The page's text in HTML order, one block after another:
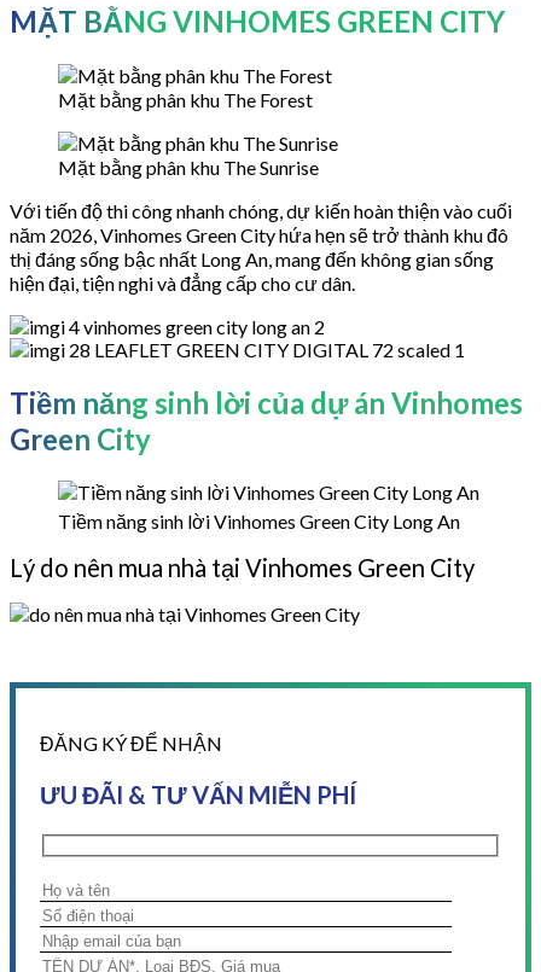
MẶT BẰNG VINHOMES GREEN CITY
Mặt bằng phân khu The Forest
Mặt bằng phân khu The Sunrise
Với tiến độ thi công nhanh chóng, dự kiến hoàn thiện vào cuối
năm 2026, Vinhomes Green City hứa hẹn sẽ trở thành khu đô
thị đáng sống bậc nhất Long An, mang đến không gian sống
hiện đại, tiện nghi và đẳng cấp cho cư dân.
Tiềm năng sinh lời của dự án Vinhomes
Green City
Tiềm năng sinh lời Vinhomes Green City Long An
Lý do nên mua nhà tại Vinhomes Green City
ĐĂNG KÝ ĐỂ NHẬN
ƯU ĐÃI & TƯ VẤN MIỄN PHÍ